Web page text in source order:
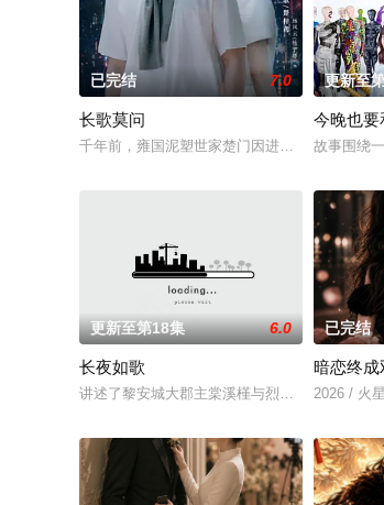
已完结 7.0
长歌莫问
千年前，雍国泥塑世家楚门因进贡的“十二生肖
更新至
今晚也要
故事围绕
更新至第18集 6.0
长夜如歌
讲述了黎安城大郡主棠溪槿与烈云峥之间曲折
已完结
暗恋终成
2026 / 火